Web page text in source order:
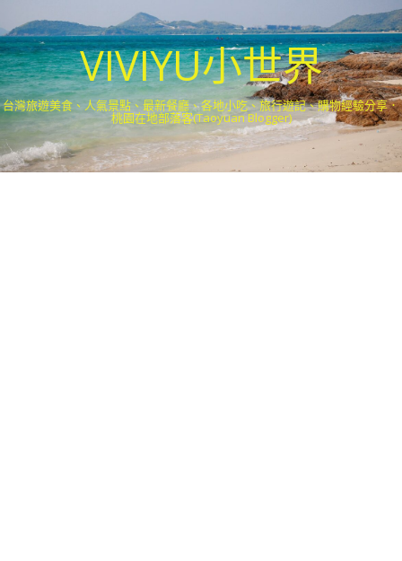
VIVIYU小世界
台灣旅遊美食、人氣景點、最新餐廳、各地小吃、旅行遊記、購物經驗分享．
桃園在地部落客(Taoyuan Blogger)